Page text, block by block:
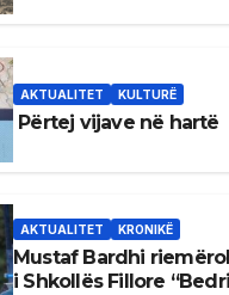
AKTUALITET KULTURË
Përtej vijave në hartë
AKTUALITET KRONIKË
Mustaf Bardhi
i Shkollës Fillore